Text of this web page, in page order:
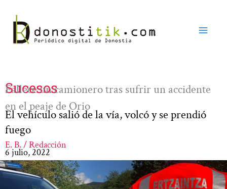
contenido
Sucesos
Fallece un camionero tras sufrir un accidente
en el peaje de Orio
El vehículo salió de la vía, volcó y se prendió
fuego
E. B. / Redacción
6 julio, 2022